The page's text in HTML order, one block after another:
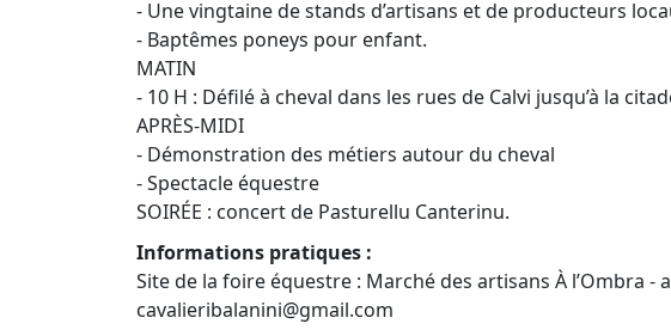
- Une vingtaine de stands d’artisans et de producteurs
- Baptêmes poneys pour enfant.
MATIN
- 10 H : Défilé à cheval dans les rues de Calvi jusqu’à la
APRÈS-MIDI
- Démonstration des métiers autour du cheval
- Spectacle équestre
SOIRÉE : concert de Pasturellu Canterinu.
Informations pratiques :
Site de la foire équestre : Marché des artisans À l’Ombra -
cavalieribalanini@gmail.com